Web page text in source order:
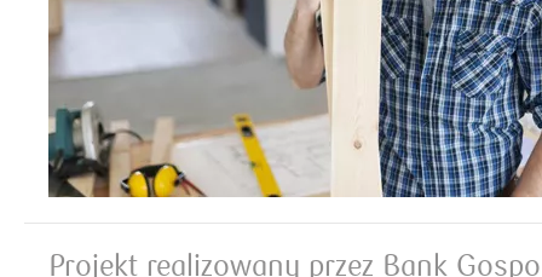
Projekt realizowany przez Bank